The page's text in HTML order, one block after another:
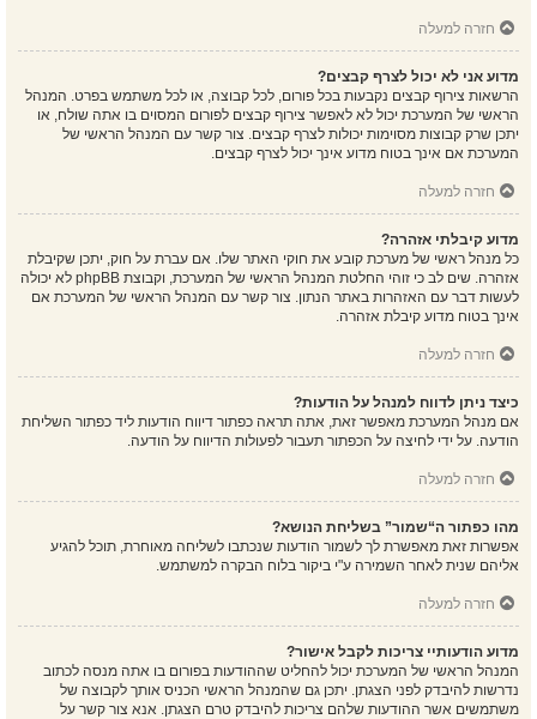
חזרה למעלה
מדוע אני לא יכול לצרף קבצים?
הרשאות צירוף קבצים נקבעות בכל פורום, לכל קבוצה, או לכל משתמש בפרט. המנהל
הראשי של המערכת יכול לא לאפשר צירוף קבצים לפורום המסוים בו אתה שולח, או
יתכן שרק קבוצות מסוימות יכולות לצרף קבצים. צור קשר עם המנהל הראשי של
המערכת אם אינך בטוח מדוע אינך יכול לצרף קבצים.
חזרה למעלה
מדוע קיבלתי אזהרה?
כל מנהל ראשי של מערכת קובע את חוקי האתר שלו. אם עברת על חוק, יתכן שקיבלת
אזהרה. שים לב כי זוהי החלטת המנהל הראשי של המערכת, וקבוצת phpBB לא יכולה
לעשות דבר עם האזהרות באתר הנתון. צור קשר עם המנהל הראשי של המערכת אם
אינך בטוח מדוע קיבלת אזהרה.
חזרה למעלה
כיצד ניתן לדווח למנהל על הודעות?
אם מנהל המערכת מאפשר זאת, אתה תראה כפתור דיווח הודעות ליד כפתור השליחת
הודעה. על ידי לחיצה על הכפתור תעבור לפעולות הדיווח על הודעה.
חזרה למעלה
מהו כפתור ה“שמור” בשליחת הנושא?
אפשרות זאת מאפשרת לך לשמור הודעות שנכתבו לשליחה מאוחרת, תוכל להגיע
אליהם שנית לאחר השמירה ע"י ביקור בלוח הבקרה למשתמש.
חזרה למעלה
מדוע הודעותיי צריכות לקבל אישור?
המנהל הראשי של המערכת יכול להחליט שההודעות בפורום בו אתה מנסה לכתוב
נדרשות להיבדק לפני הצגתן. יתכן גם שהמנהל הראשי הכניס אותך לקבוצה של
משתמשים אשר ההודעות שלהם צריכות להיבדק טרם הצגתן. אנא צור קשר על